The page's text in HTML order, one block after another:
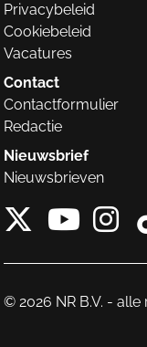
Privacybeleid
Cookiebeleid
Vacatures
Contact
Contactformulier
Redactie
Nieuwsbrief
Nieuwsbrieven
X van
© 2026 NR B.V. -